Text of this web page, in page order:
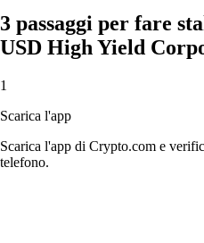
3 passaggi per fare
USD High Yield
1
Scarica l'app
Scarica l'app di Crypto.com e
telefono.